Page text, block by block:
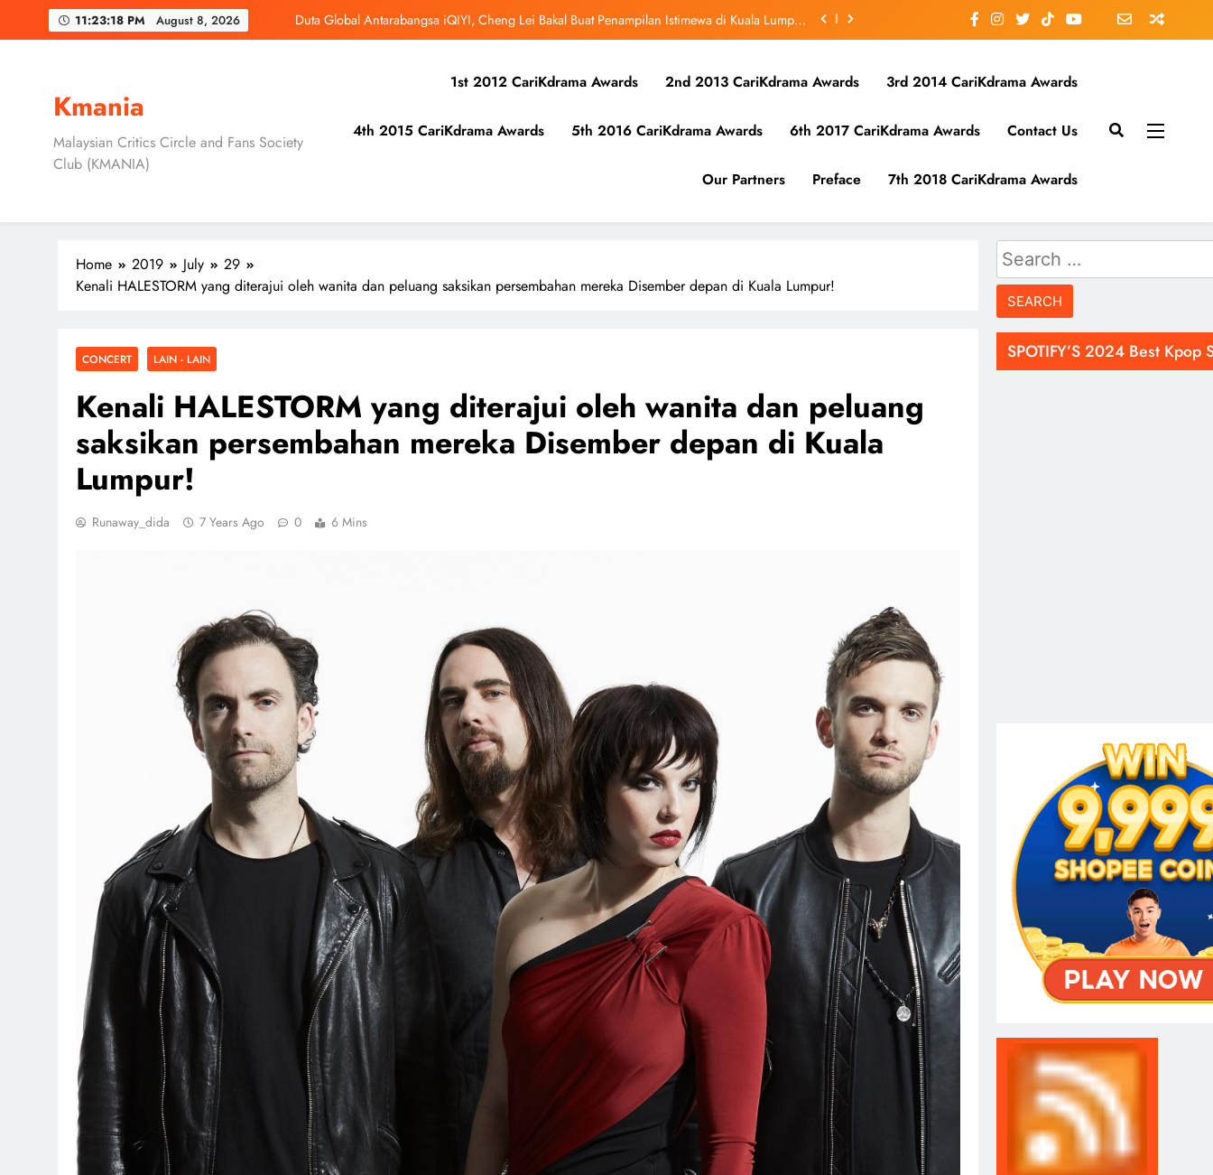
11:23:20 PM August 8, 2026 Duta Global Antarabangsa iQIYI, Cheng Lei Bakal Buat Penampilan Istimewa di Kuala Lumpur
September Ini
Skechers Lancar Kolaborasi Eksklusif Bersama DK, SEUNGKWAN dan DINO SEVENTEEN
Duta Global Antarabangsa iQIYI, Cheng Lei Bakal Buat Penampilan Istimewa di Kuala Lumpur
September Ini
Kmania
Malaysian Critics Circle and Fans Society
Club (KMANIA)
1st 2012 CariKdrama Awards 2nd 2013 CariKdrama Awards 3rd 2014 CariKdrama Awards
4th 2015 CariKdrama Awards 5th 2016 CariKdrama Awards 6th 2017 CariKdrama Awards Contact Us
Our Partners Preface 7th 2018 CariKdrama Awards
Home 2019 July
29
Kenali HALESTORM yang diterajui oleh wanita dan peluang saksikan persembahan mereka Disember depan di Kuala Lumpur!
CONCERT LAIN - LAIN
Kenali HALESTORM yang diterajui oleh wanita dan peluang
saksikan persembahan mereka Disember depan di Kuala
Lumpur!
Runaway_dida 7 Years Ago 0 6 Mins
Search
for:
SPOTIFY’S 2024 Best Kpop